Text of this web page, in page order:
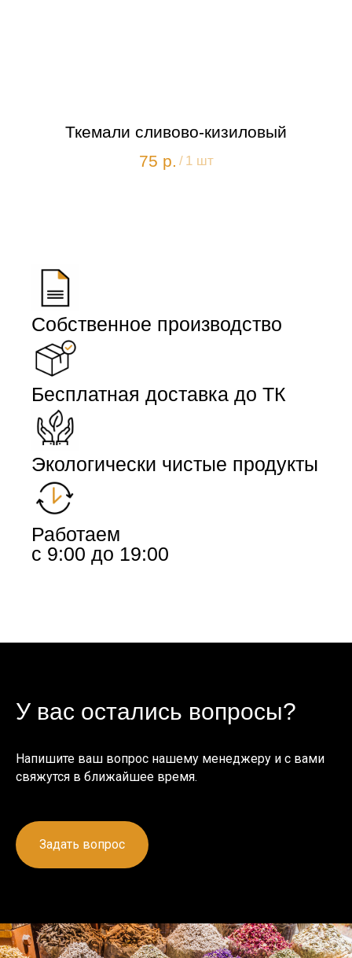
Ткемали сливово-кизиловый
75 р. / 1 шт
Собственное производство
Бесплатная доставка до ТК
Экологически чистые продукты
Работаем
с 9:00 до 19:00
У вас остались вопросы?
Напишите ваш вопрос нашему менеджеру и с вами
свяжутся в ближайшее время.
Задать вопрос